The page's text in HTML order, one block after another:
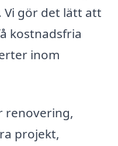
Vi gör det lätt att
kostnadsfria
inom
renovering,
projekt,